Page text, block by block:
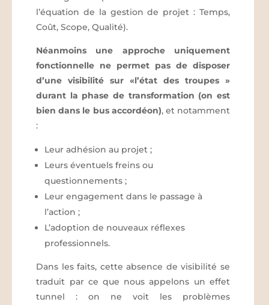
l’équation de la gestion de projet : Temps,
Coût, Scope, Qualité).
Néanmoins une approche uniquement
fonctionnelle ne permet pas de disposer
d’une visibilité sur «l’état des troupes »
durant la phase de transformation (on est
bien dans le bus accordéon), et notamment
:
Leur adhésion au projet ;
Leurs éventuels freins ou
questionnements ;
Leur engagement dans le passage à
l’action ;
L’adoption de nouveaux réflexes
professionnels.
Dans les faits, cette absence de visibilité se
traduit par ce que nous appelons un effet
tunnel : on ne voit les problèmes